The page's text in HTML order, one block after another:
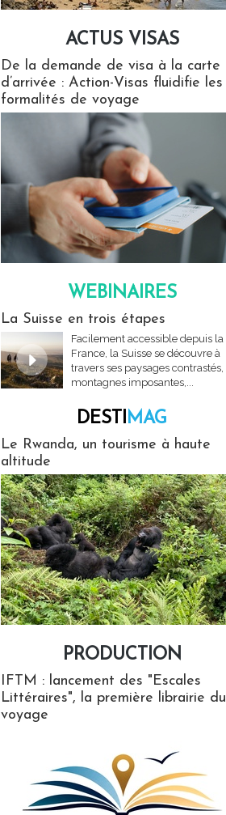
ACTUS VISAS
De la demande de visa à la carte
d’arrivée : Action-Visas fluidifie les
formalités de voyage
WEBINAIRES
La Suisse en trois étapes
Facilement accessible depuis la
France, la Suisse se découvre à
travers ses paysages contrastés,
montagnes imposantes,...
DESTIMAG
Le Rwanda, un tourisme à haute
altitude
PRODUCTION
IFTM : lancement des "Escales
Littéraires", la première librairie du
voyage